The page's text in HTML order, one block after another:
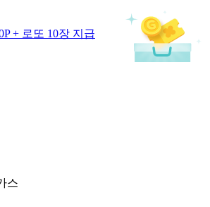
+ 로또 10장 지급
스